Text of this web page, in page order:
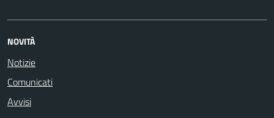
NOVITÀ
Notizie
Comunicati
Avvisi